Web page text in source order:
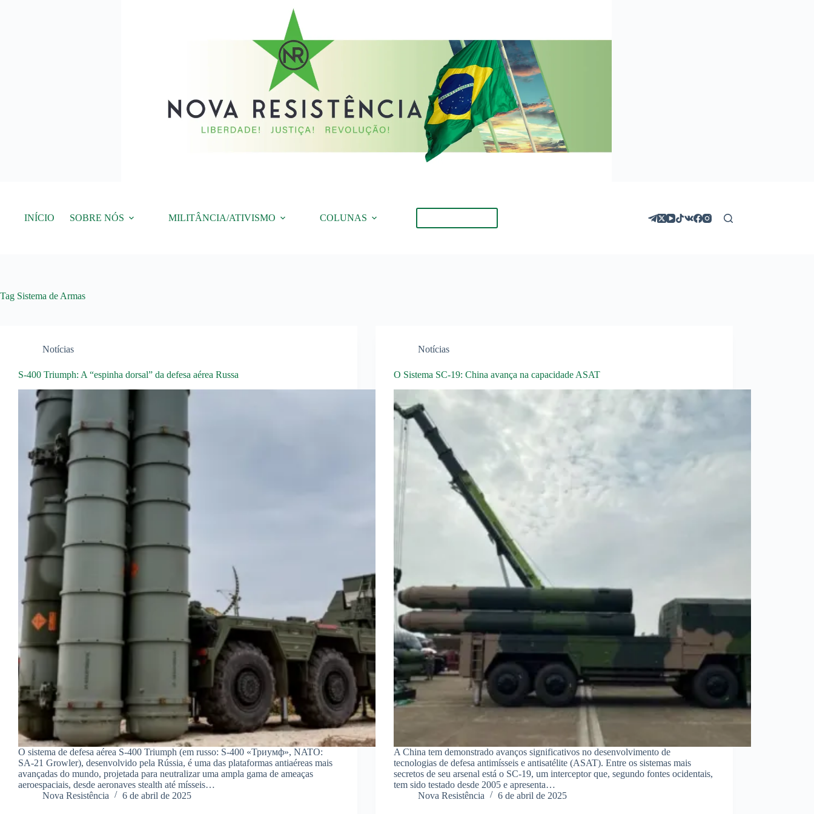
INÍCIO SOBRE NÓS MILITÂNCIA/ATIVISMO COLUNAS
Tag Sistema de Armas
Notícias
S-400 Triumph: A “espinha dorsal” da defesa aérea Russa
O sistema de defesa aérea S-400 Triumph (em russo: S-400 «Триумф», NATO:
SA-21 Growler), desenvolvido pela Rússia, é uma das plataformas antiaéreas mais
avançadas do mundo, projetada para neutralizar uma ampla gama de ameaças
aeroespaciais, desde aeronaves stealth até mísseis…
Nova Resistência
6 de abril de 2025
Notícias
O Sistema SC-19: China avança na capacidade ASAT
A China tem demonstrado avanços significativos no desenvolvimento de
tecnologias de defesa antimísseis e antisatélite (ASAT). Entre os sistemas mais
secretos de seu arsenal está o SC-19, um interceptor que, segundo fontes ocidentais,
tem sido testado desde 2005 e apresenta…
Nova Resistência
6 de abril de 2025